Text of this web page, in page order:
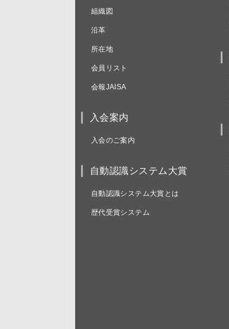
組織図
沿革
所在地
会員リスト
会報JAISA
入会案内
入会のご案内
自動認識システム大賞
自動認識システム大賞とは
歴代受賞システム